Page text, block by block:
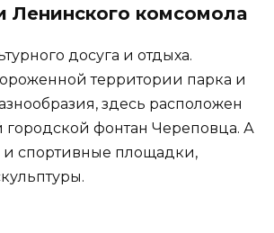
Ленинского комсомола
досуга и отдыха.
территории парка и
здесь расположен
фонтан Череповца. А
и спортивные площадки,